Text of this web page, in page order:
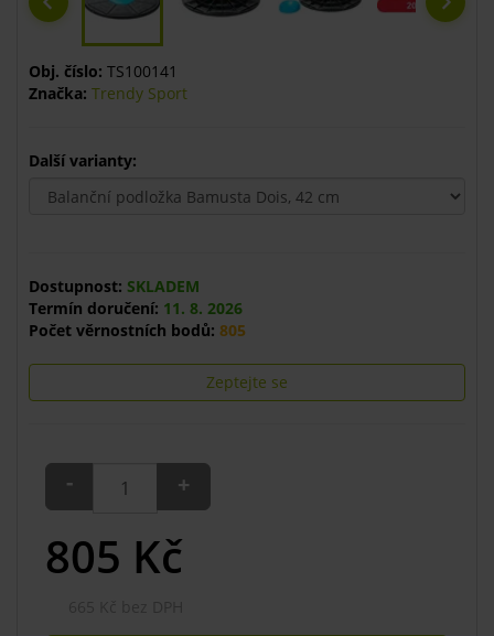
Obj. číslo: TS100141
Značka: Trendy Sport
Další varianty:
Dostupnost: SKLADEM
Termín doručení: 11. 8. 2026
Počet věrnostních bodů: 805
Zeptejte se
- +
805 Kč